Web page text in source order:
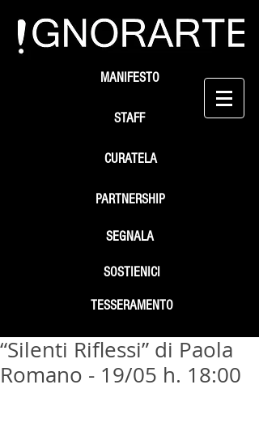
STAFF
SEGNALA
SOSTIENICI
MANIFESTO
PARTNERSHIP
TESSERAMENTO
CURATELA
“Silenti Riflessi” di Paola
Romano - 19/05 h. 18:00